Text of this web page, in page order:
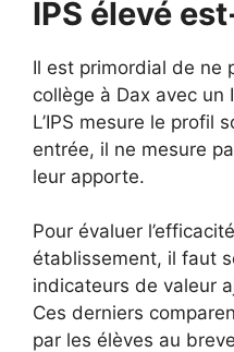
IPS élevé
Il est primordial de ne
collège à Dax avec un
L’IPS mesure le profil
entrée, il ne mesure
leur apporte.
Pour évaluer
établissement, il faut
indicateurs de valeur
Ces derniers
par les élèves au